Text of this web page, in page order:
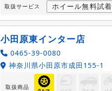
取扱サービス ホイール無料試着
小田原東インター店
0465-39-0080
神奈川県小田原市成田155-1
取扱商品